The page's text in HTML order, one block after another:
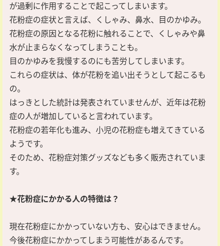
が過剰に作用することで起こってしまいます。
花粉症の症状と言えば、くしゃみ、鼻水、目のかゆみ。
花粉症の原因となる花粉に触れることで、くしゃみや鼻
水が止まらなくなってしまうことも。
目のかゆみを我慢するのにも苦労してしまいます。
これらの症状は、体が花粉を追い出そうとして起こるも
の。
はっきとした統計は発表されていませんが、近年は花粉
症の人が増加していると言われています。
花粉症の若年化も進み、小児の花粉症も増えてきている
ようです。
そのため、花粉症対策グッズなども多く販売されていま
す。
★花粉症にかかる人の特徴は？
現在花粉症にかかっていない方も、安心はできません。
今後花粉症にかかってしまう可能性があるんです。